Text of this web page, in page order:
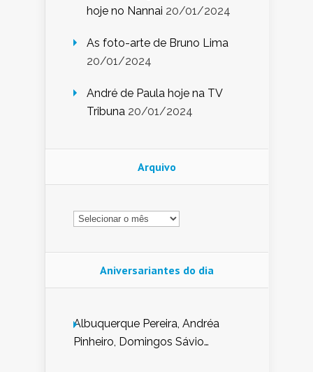
hoje no Nannai 20/01/2024
As foto-arte de Bruno Lima
20/01/2024
André de Paula hoje na TV
Tribuna 20/01/2024
Arquivo
Arquivo
Aniversariantes do dia
Albuquerque Pereira, Andréa
Pinheiro, Domingos Sávio